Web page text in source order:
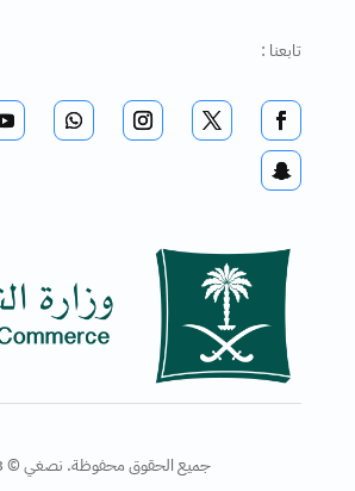
تابعنا :
جميع الحقوق محفوظة. نصغي © 2023